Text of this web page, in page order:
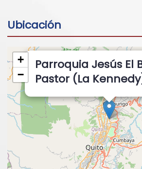
Ubicación
Parroquia Jesús El
Pastor (La
+
−